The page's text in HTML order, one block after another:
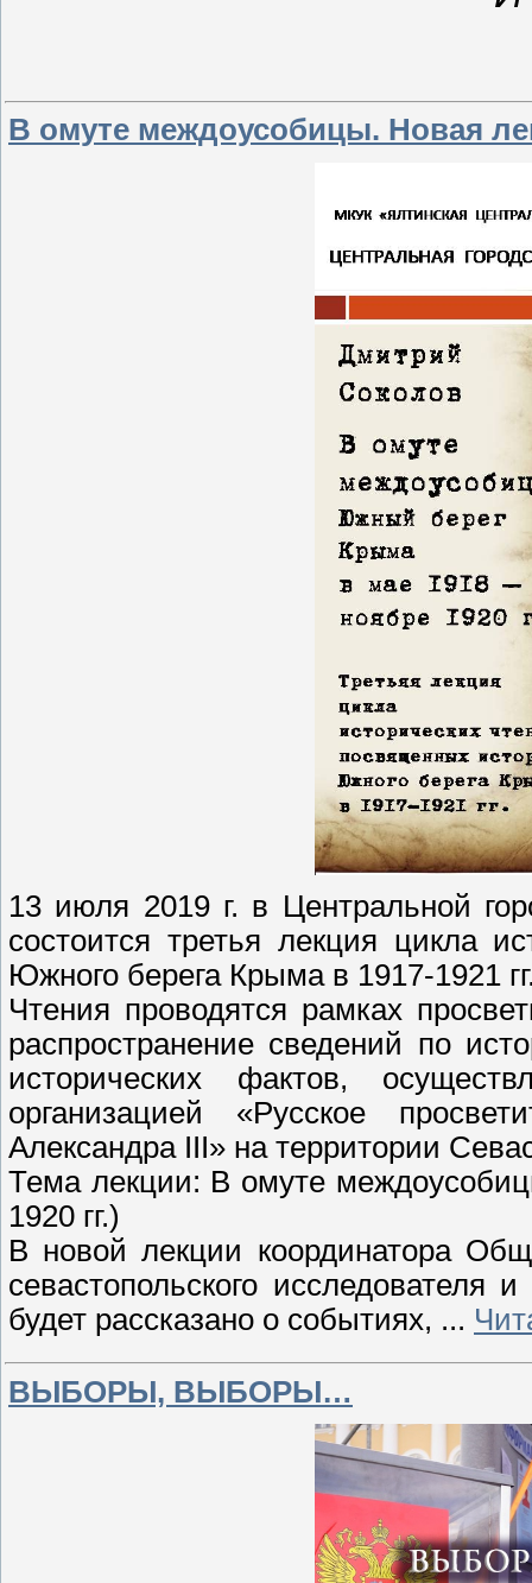
В омуте междоусобицы. Новая
13 июля 2019 г. в Центральной
состоится третья лекция цикла
Южного берега Крыма в 1917-1921
Чтения проводятся рамках
распространение сведений по
исторических фактов,
организацией «Русское
Александра III» на территории
Тема лекции: В омуте
1920 гг.)
В новой лекции координатора
севастопольского
будет рассказано о событиях, ...
ВЫБОРЫ, ВЫБОРЫ…